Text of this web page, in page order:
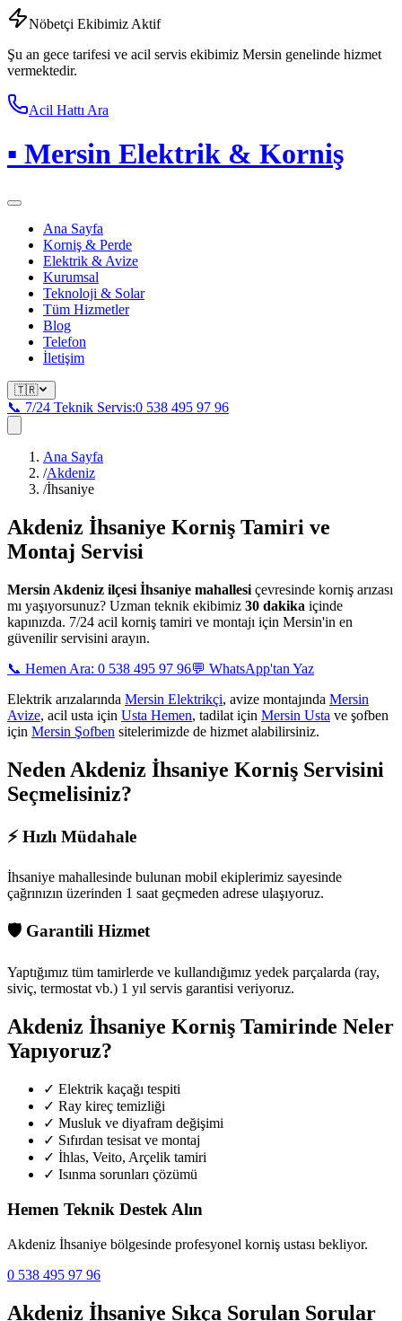
Nöbetçi Ekibimiz Aktif
Şu an gece tarifesi ve acil servis ekibimiz Mersin genelinde hizmet
vermektedir.
Acil Hattı Ara
▪ Mersin Elektrik & Korniş
Ana Sayfa
Korniş & Perde
Elektrik & Avize
Kurumsal
Teknoloji & Solar
Tüm Hizmetler
Blog
Telefon
İletişim
🇹🇷
📞 7/24 Teknik Servis:0 538 495 97 96
Ana Sayfa
/Akdeniz
/İhsaniye
Akdeniz İhsaniye Korniş Tamiri ve
Montaj Servisi
Mersin Akdeniz ilçesi İhsaniye mahallesi çevresinde korniş arızası
mı yaşıyorsunuz? Uzman teknik ekibimiz 30 dakika içinde
kapınızda. 7/24 acil korniş tamiri ve montajı için Mersin'in en
güvenilir servisini arayın.
📞 Hemen Ara: 0 538 495 97 96💬 WhatsApp'tan Yaz
Elektrik arızalarında Mersin Elektrikçi, avize montajında Mersin
Avize, acil usta için Usta Hemen, tadilat için Mersin Usta ve şofben
için Mersin Şofben sitelerimizde de hizmet alabilirsiniz.
Neden Akdeniz İhsaniye Korniş Servisini
Seçmelisiniz?
⚡ Hızlı Müdahale
İhsaniye mahallesinde bulunan mobil ekiplerimiz sayesinde
çağrınızın üzerinden 1 saat geçmeden adrese ulaşıyoruz.
🛡️ Garantili Hizmet
Yaptığımız tüm tamirlerde ve kullandığımız yedek parçalarda (ray,
siviç, termostat vb.) 1 yıl servis garantisi veriyoruz.
Akdeniz İhsaniye Korniş Tamirinde Neler
Yapıyoruz?
✓ Elektrik kaçağı tespiti
✓ Ray kireç temizliği
✓ Musluk ve diyafram değişimi
✓ Sıfırdan tesisat ve montaj
✓ İhlas, Veito, Arçelik tamiri
✓ Isınma sorunları çözümü
Hemen Teknik Destek Alın
Akdeniz İhsaniye bölgesinde profesyonel korniş ustası bekliyor.
0 538 495 97 96
Akdeniz İhsaniye Sıkça Sorulan Sorular